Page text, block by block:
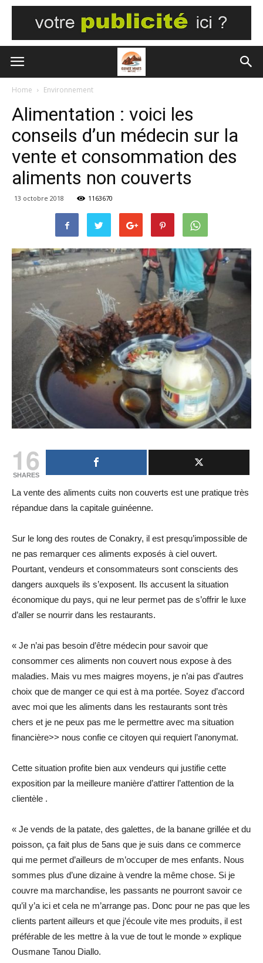
Home Environnement
Alimentation : voici les
conseils d’un médecin sur la
vente et consommation des
aliments non couverts
13 octobre 2018 1163670
16
SHARES
La vente des aliments cuits non couverts est une pratique très
répandue dans la capitale guinéenne.
Sur le long des routes de Conakry, il est presqu’impossible de
ne pas remarquer ces aliments exposés à ciel ouvert.
Pourtant, vendeurs et consommateurs sont conscients des
dangers auxquels ils s’exposent. Ils accusent la situation
économique du pays, qui ne leur permet pas de s’offrir le luxe
d’aller se nourrir dans les restaurants.
« Je n’ai pas besoin d’être médecin pour savoir que
consommer ces aliments non couvert nous expose à des
maladies. Mais vu mes maigres moyens, je n’ai pas d’autres
choix que de manger ce qui est à ma portée. Soyez d’accord
avec moi que les aliments dans les restaurants sont très
chers et je ne peux pas me le permettre avec ma situation
financière>> nous confie ce citoyen qui requiert l’anonymat.
Cette situation profite bien aux vendeurs qui justifie cette
exposition par la meilleure manière d’attirer l’attention de la
clientèle .
« Je vends de la patate, des galettes, de la banane grillée et du
poisson, ça fait plus de 5ans que je suis dans ce commerce
qui me permet d’ailleurs de m’occuper de mes enfants. Nous
sommes plus d’une dizaine à vendre la même chose. Si je
couvre ma marchandise, les passants ne pourront savoir ce
qu’il y’a ici et cela ne m’arrange pas. Donc pour ne pas que les
clients partent ailleurs et que j’écoule vite mes produits, il est
préférable de les mettre à la vue de tout le monde » explique
Ousmane Tanou Diallo.